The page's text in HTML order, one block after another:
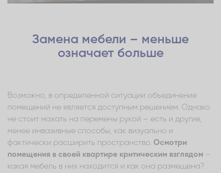
Замена мебели – меньше
означает больше
Возможно, в определенной ситуации объединение
помещений не является доступным решением. Однако
не стоит махать на перемены рукой – есть и другие,
менее инвазивные способы, как визуально и
фактически расширить пространство. Осмотри
помещения в своей квартире критическим взглядом –
какая мебель в них находится и как она размещена?